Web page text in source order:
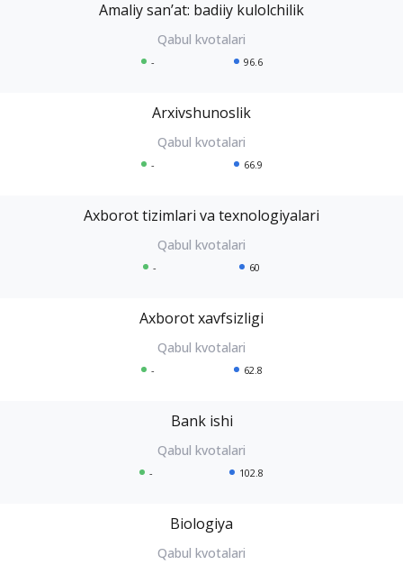
Amaliy sanʼat: badiiy kulolchilik
- 96.6
Arxivshunoslik
- 66.9
Axborot tizimlari va texnologiyalari
- 60
Axborot xavfsizligi
- 62.8
Bank ishi
- 102.8
Biologiya